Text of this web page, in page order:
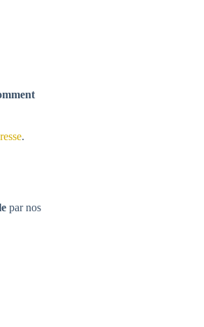
.
par nos